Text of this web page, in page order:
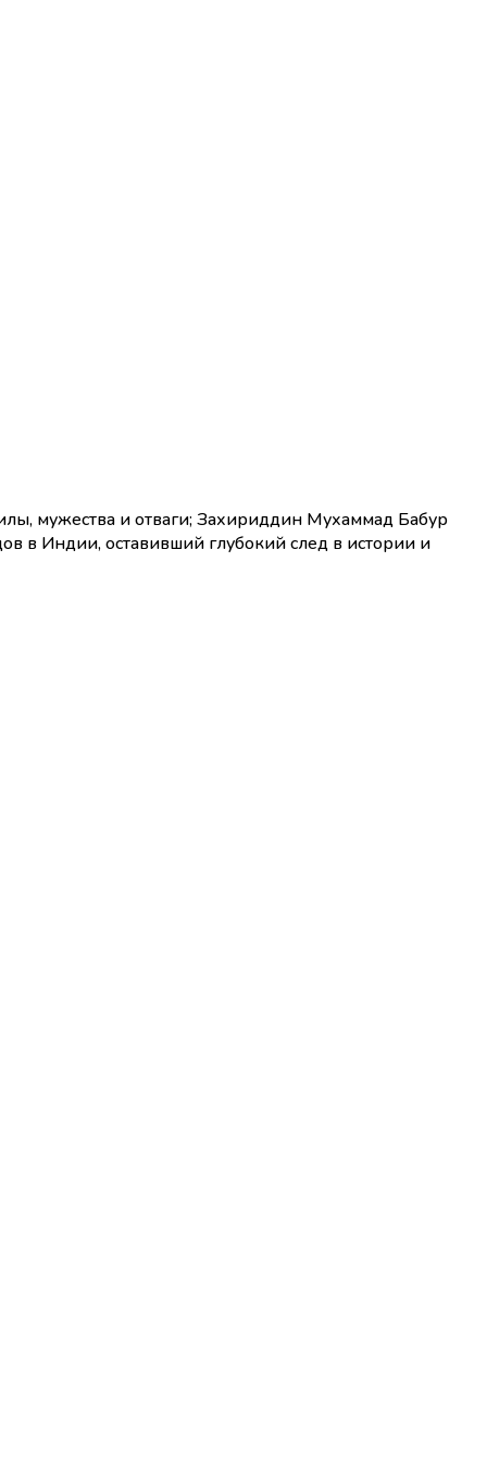
мужества и отваги; Захириддин Мухаммад Бабур
в Индии, оставивший глубокий след в истории и